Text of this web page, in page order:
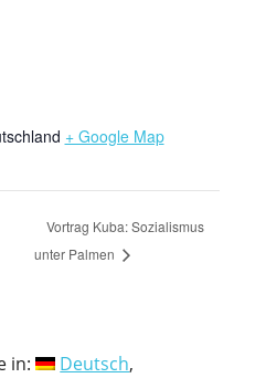
+ Google Map
Vortrag Kuba: Sozialismus
unter Palmen
in:
Deutsch